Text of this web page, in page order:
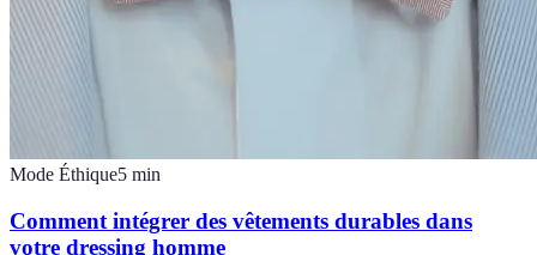
Mode Éthique5 min
Comment intégrer des vêtements durables dans
votre dressing homme